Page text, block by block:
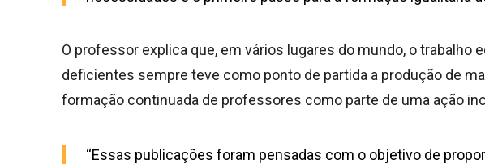
O professor explica que, em vários lugares do mundo, o trabalho
deficientes sempre teve como ponto de partida a produção de
formação continuada de professores como parte de uma ação
“Essas publicações foram pensadas com o objetivo de